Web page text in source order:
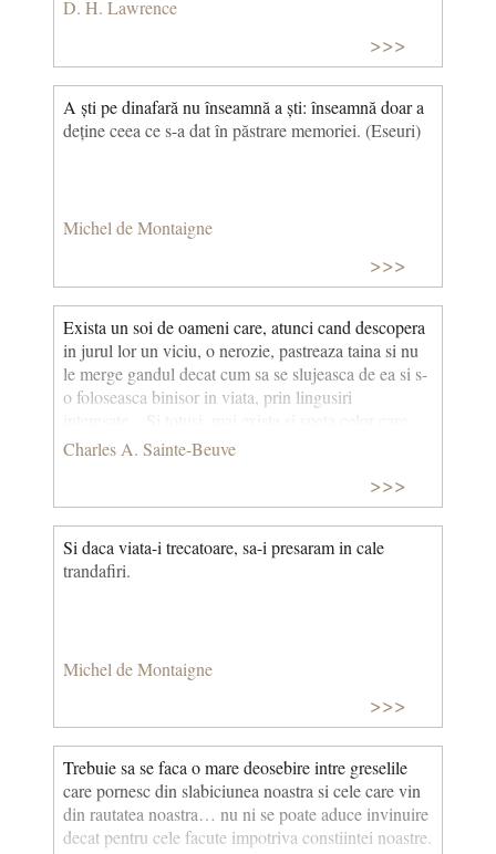
D. H. Lawrence
>>>
A ști pe dinafară nu înseamnă a ști: înseamnă doar a
deține ceea ce s-a dat în păstrare memoriei. (Eseuri)
Michel de Montaigne
>>>
Exista un soi de oameni care, atunci cand descopera
in jurul lor un viciu, o nerozie, pastreaza taina si nu
le merge gandul decat cum sa se slujeasca de ea si s-
o foloseasca binisor in viata, prin lingusiri
vazand aceasta falsa si convenita prefacatorie nu-si
dau la iveala si nu rostesc adevarul, asa cum il simt.
Charles A. Sainte-Beuve
>>>
Si daca viata-i trecatoare, sa-i presaram in cale
trandafiri.
Michel de Montaigne
>>>
Trebuie sa se faca o mare deosebire intre greselile
care pornesc din slabiciunea noastra si cele care vin
din rautatea noastra… nu ni se poate aduce invinuire
decat pentru cele facute impotriva constiintei noastre.